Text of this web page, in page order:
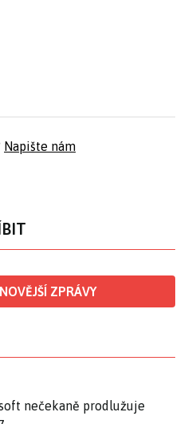
Napište nám
ZPRÁVY
nečekaně prodlužuje